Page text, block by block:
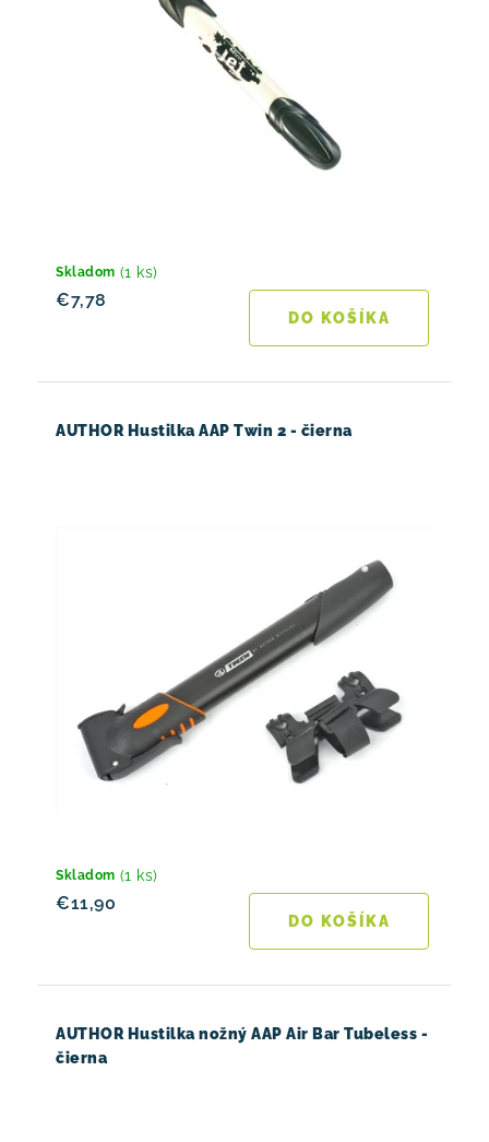
Skladom (1 ks)
€7,78
DO KOŠÍKA
AUTHOR Hustilka AAP Twin 2 - čierna
Skladom (1 ks)
€11,90
DO KOŠÍKA
AUTHOR Hustilka nožný AAP Air Bar Tubeless -
čierna